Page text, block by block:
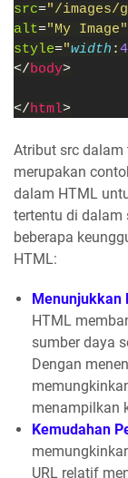
src="/images/
alt="My Image"
style="width :
</body>
</html>
Atribut src dalam
merupakan
dalam HTML
tertentu di dalam
beberapa
HTML:
Menunjukkan
HTML
sumber daya
Dengan
menampilkan
Kemudahan
URL relatif